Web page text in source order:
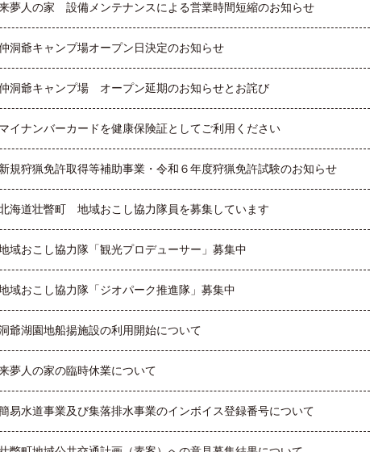
夢人の家 設備メンテナンスによる営業時間短縮のお知らせ
洞爺キャンプ場オープン日決定のお知らせ
洞爺キャンプ場 オープン延期のお知らせとお詫び
マイナンバーカードを健康保険証としてご利用ください
新規狩猟免許取得等補助事業・令和６年度狩猟免許試験のお知らせ
海道壮瞥町 地域おこし協力隊員を募集しています
域おこし協力隊「観光プロデューサー」募集中
域おこし協力隊「ジオパーク推進隊」募集中
爺湖園地船揚施設の利用開始について
夢人の家の臨時休業について
易水道事業及び集落排水事業のインボイス登録番号について